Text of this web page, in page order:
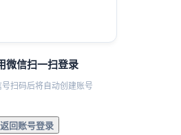
微信扫一扫登录
扫码后将自动创建账号
返回账号登录